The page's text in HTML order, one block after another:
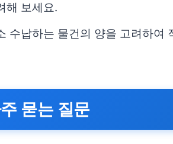
해 보세요.
수납하는 물건의 양을 고려하여
묻는 질문